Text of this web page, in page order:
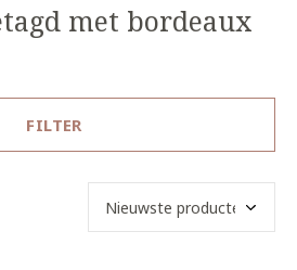
met bordeaux
FILTER